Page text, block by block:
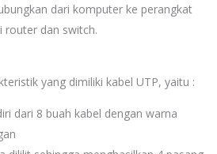
dari komputer ke perangkat
router dan switch.
yang dimiliki kabel UTP, yaitu :
dari 8 buah kabel dengan warna